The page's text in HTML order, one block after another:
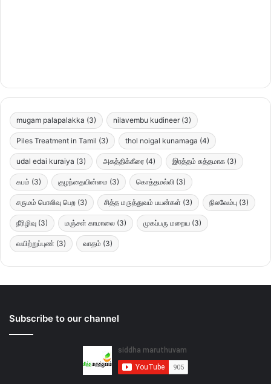
mugam palapalakka (3) nilavembu kudineer (3)
Piles Treatment in Tamil (3) thol noigal kunamaga (4)
udal edai kuraiya (3) அகத்திக்கீரை (4) இரத்தம் சுத்தமாக (3)
கபம் (3) குழந்தையின்மை (3) கொத்தமல்லி (3)
சருமம் பொலிவு பெற (3) சித்த மருத்துவம் பயன்கள் (3) நிலவேம்பு (3)
நீரிழிவு (3) மஞ்சள் காமாலை (3) முகப்பரு மறைய (3)
வயிற்றுப்புண் (3) வாதம் (3)
Subscribe to our channel